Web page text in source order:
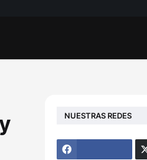
NUESTRAS REDES